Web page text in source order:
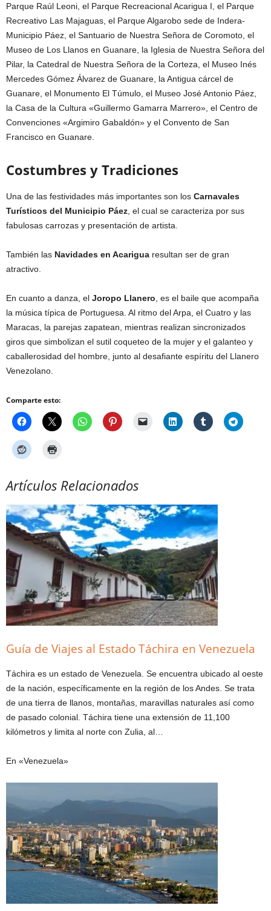
Parque Raúl Leoni, el Parque Recreacional Acarigua I, el Parque
Recreativo Las Majaguas, el Parque Algarobo sede de Indera-
Municipio Páez, el Santuario de Nuestra Señora de Coromoto, el
Museo de Los Llanos en Guanare, la Iglesia de Nuestra Señora del
Pilar, la Catedral de Nuestra Señora de la Corteza, el Museo Inés
Mercedes Gómez Álvarez de Guanare, la Antigua cárcel de
Guanare, el Monumento El Túmulo, el Museo José Antonio Páez,
la Casa de la Cultura «Guillermo Gamarra Marrero», el Centro de
Convenciones «Argimiro Gabaldón» y el Convento de San
Francisco en Guanare.
Costumbres y Tradiciones
Una de las festividades más importantes son los Carnavales
Turísticos del Municipio Páez , el cual se caracteriza por sus
fabulosas carrozas y presentación de artista.
También las Navidades en Acarigua resultan ser de gran
atractivo.
En cuanto a danza, el Joropo Llanero , es el baile que acompaña
la música típica de Portuguesa. Al ritmo del Arpa, el Cuatro y las
Maracas, la parejas zapatean, mientras realizan sincronizados
giros que simbolizan el sutil coqueteo de la mujer y el galanteo y
caballerosidad del hombre, junto al desafiante espíritu del Llanero
Venezolano.
Comparte esto:
Artículos Relacionados
Guía de Viajes al Estado Táchira en Venezuela
Táchira es un estado de Venezuela. Se encuentra ubicado al oeste
de la nación, específicamente en la región de los Andes. Se trata
de una tierra de llanos, montañas, maravillas naturales así como
de pasado colonial. Táchira tiene una extensión de 11,100
kilómetros y limita al norte con Zulia, al…
En «Venezuela»